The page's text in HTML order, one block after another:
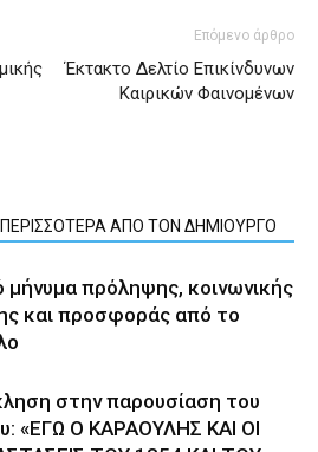
Επόμενο άρθρο
Έκτακτο Δελτίο Επικίνδυνων
Καιρικών Φαινομένων
ΠΕΡΙΣΣΟΤΕΡΑ ΑΠΟ ΤΟΝ ΔΗΜΙΟΥΡΓΟ
μήνυμα πρόληψης, κοινωνικής
και προσφοράς από το
στην παρουσίαση του
«ΕΓΩ Ο ΚΑΡΑΟΥΛΗΣ ΚΑΙ ΟΙ